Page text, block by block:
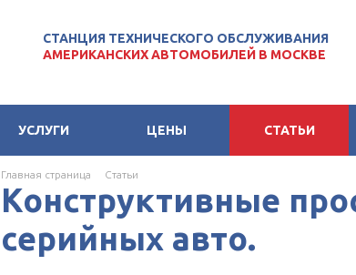
СТАНЦИЯ ТЕХНИЧЕСКОГО ОБСЛУЖИВАНИЯ
АМЕРИКАНСКИХ АВТОМОБИЛЕЙ В МОСКВЕ
УСЛУГИ ЦЕНЫ СТАТЬИ
Главная страница Cтатьи
Конструктивные
серийных авто.